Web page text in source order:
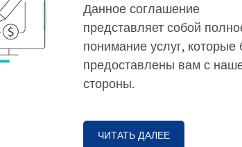
Данное соглашение
представляет собой
понимание услуг, которые
предоставлены вам с
стороны.
ЧИТАТЬ ДАЛЕЕ